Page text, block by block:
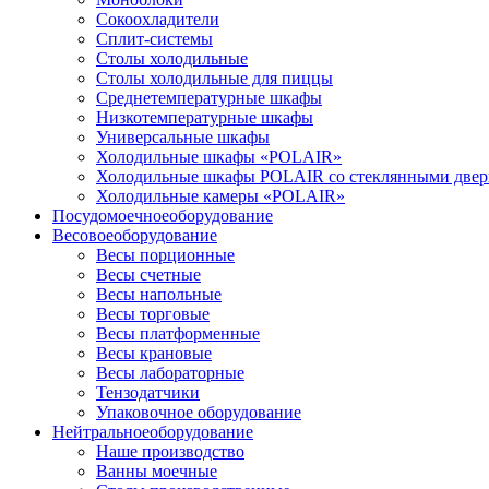
Сокоохладители
Сплит-системы
Столы холодильные
Столы холодильные для пиццы
Среднетемпературные шкафы
Низкотемпературные шкафы
Универсальные шкафы
Холодильные шкафы «POLAIR»
Холодильные шкафы POLAIR со стеклянными
Холодильные камеры «POLAIR»
Посудомоечноеоборудование
Весовоеоборудование
Весы порционные
Весы счетные
Весы напольные
Весы торговые
Весы платформенные
Весы крановые
Весы лабораторные
Тензодатчики
Упаковочное оборудование
Нейтральноеоборудование
Наше производство
Ванны моечные